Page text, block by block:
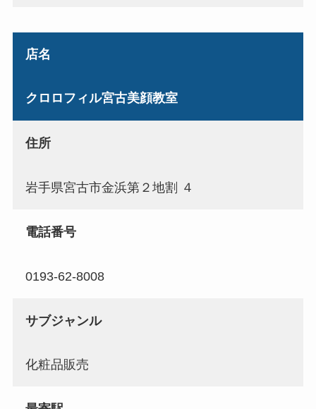
店名
クロロフィル宮古美顔教室
住所
岩手県宮古市金浜第２地割 ４
電話番号
0193-62-8008
サブジャンル
化粧品販売